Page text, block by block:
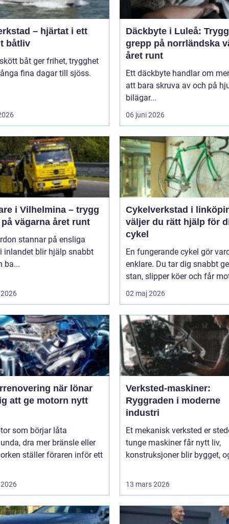
– hjärtat i ett
båtliv
båt ger frihet, trygghet
fina dagar till sjöss.
Däckbyte i Luleå:
grepp på norrländska
året runt
Ett däckbyte handlar om
att bara skruva av och på
bilägar...
06 juni 2026
i Vilhelmina – trygg
vägarna året runt
stannar på ensliga
inlandet blir hjälp snabbt
ba...
Cykelverkstad i linköping
väljer du rätt hjälp för
cykel
En fungerande cykel gör
enklare. Du tar dig snabbt
stan, slipper köer och får
02 maj 2026
när lönar
att ge motorn nytt
som börjar låta
dra mer bränsle eller
ställer föraren inför ett
Verksted-maskiner:
Ryggraden i moderne
industri
Et mekanisk verksted er
tunge maskiner får nytt liv,
konstruksjoner blir bygget,
13 mars 2026